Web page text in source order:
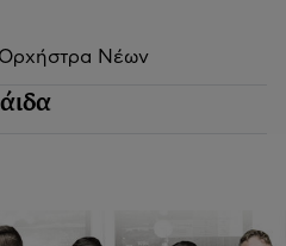
Ορχήστρα Νέων